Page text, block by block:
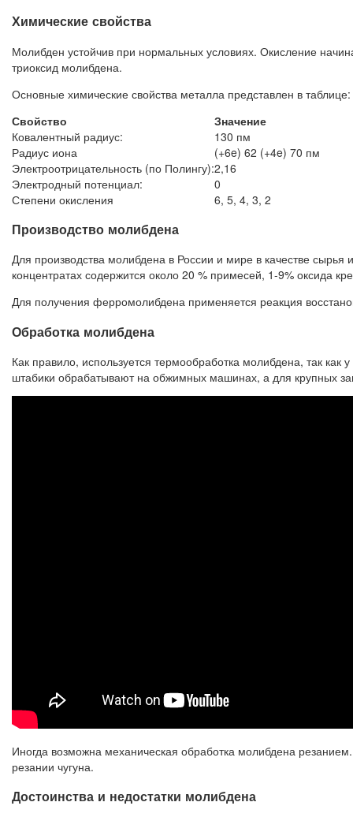
Химические свойства
Молибден устойчив при нормальных условиях. Окисление
триоксид молибдена.
Основные химические свойства металла представлен в таблице:
Свойство
Значение
Ковалентный радиус:
130 пм
Радиус иона
(+6e) 62 (+4e) 70 пм
Электроотрицательность (по Полингу):2,16
Электродный потенциал:
0
Степени окисления
6, 5, 4, 3, 2
Производство молибдена
Для производства молибдена в России и мире в качестве
концентратах содержится около 20 % примесей, 1-9% оксида
Для получения ферромолибдена применяется реакция
Обработка молибдена
Как правило, используется термообработка молибдена, так
штабики обрабатывают на обжимных машинах, а для крупных
Иногда возможна механическая обработка молибдена
резании чугуна.
Достоинства и недостатки молибдена